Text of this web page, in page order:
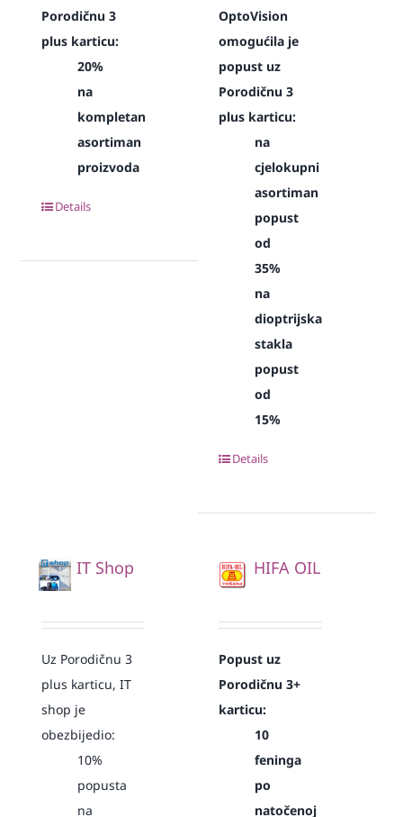
Porodičnu 3
plus karticu:
20%
na
kompletan
asortiman
proizvoda
Details
OptoVision
omogućila je
popust uz
Porodičnu 3
plus karticu:
na
cjelokupni
asortiman
popust
od
35%
na
dioptrijska
stakla
popust
od
15%
Details
IT Shop
Uz Porodičnu 3
plus karticu, IT
shop je
obezbijedio:
10%
popusta
na
HIFA OIL
Popust uz
Porodičnu 3+
karticu:
10
feninga
po
natočenoj